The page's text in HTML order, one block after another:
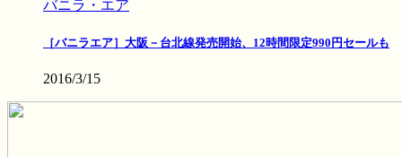
バニラ・エア
［バニラエア］大阪－台北線発売開始、12時間限定990円セールも
2016/3/15